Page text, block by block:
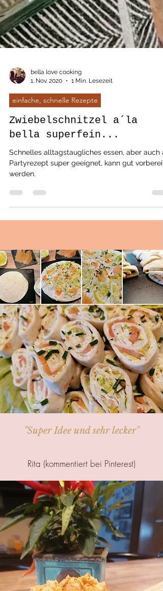
bella love cooking
1. Nov. 2020
1 Min. Lesezeit
Zwiebelschnitzel a´la
bella superfein...
Schnelles alltagstaugliches essen, aber auch
Partyrezept super geeignet, kann gut
Rita (kommentiert bei Pinterest)